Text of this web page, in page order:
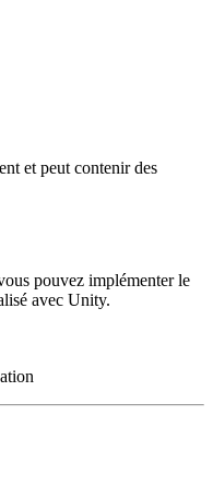
et peut contenir des
pouvez implémenter le
avec Unity.